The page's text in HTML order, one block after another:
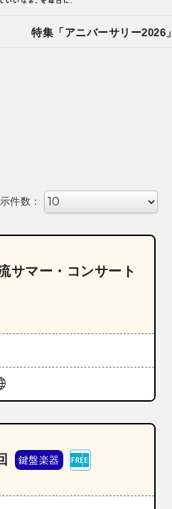
特集「アニバーサリー2026」
件数：
サマー・コンサート
鍵盤楽器